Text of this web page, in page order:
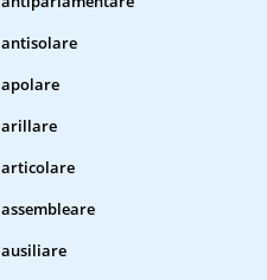
antisolare
apolare
arillare
articolare
assembleare
ausiliare